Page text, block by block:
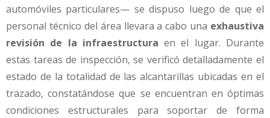
automóviles particulares— se dispuso luego de que el
personal técnico del área llevara a cabo una exhaustiva
revisión de la infraestructura en el lugar. Durante
estas tareas de inspección, se verificó detalladamente el
estado de la totalidad de las alcantarillas ubicadas en el
trazado, constatándose que se encuentran en óptimas
condiciones estructurales para soportar de forma